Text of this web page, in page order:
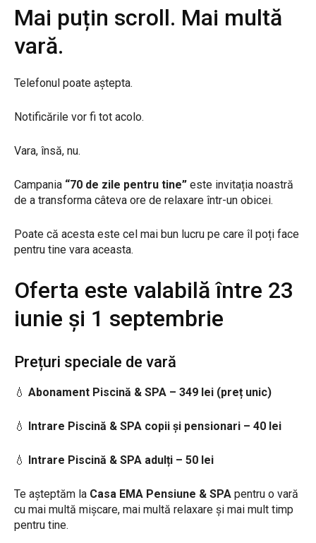
Mai puțin scroll. Mai multă
vară.
Telefonul poate aștepta.
Notificările vor fi tot acolo.
Vara, însă, nu.
Campania “70 de zile pentru tine” este invitația noastră
de a transforma câteva ore de relaxare într-un obicei.
Poate că acesta este cel mai bun lucru pe care îl poți face
pentru tine vara aceasta.
Oferta este valabilă între 23
iunie și 1 septembrie
Prețuri speciale de vară
💧 Abonament Piscină & SPA – 349 lei (preț unic)
💧 Intrare Piscină & SPA copii și pensionari – 40 lei
💧 Intrare Piscină & SPA adulți – 50 lei
Te așteptăm la Casa EMA Pensiune & SPA pentru o vară
cu mai multă mișcare, mai multă relaxare și mai mult timp
pentru tine.